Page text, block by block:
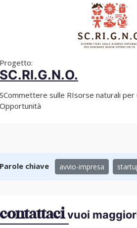
Progetto:
SC.RI.G.N.O.
SCommettere sulle RIsorse naturali per
Opportunità
Parole chiave avvio-impresa
contattacivuoi